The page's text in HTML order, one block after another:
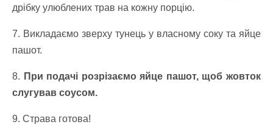
дрібку улюблених трав на кожну порцію.
7. Викладаємо зверху тунець у власному соку та яйце
пашот.
8. При подачі розрізаємо яйце пашот, щоб жовток
слугував соусом.
9. Страва готова!